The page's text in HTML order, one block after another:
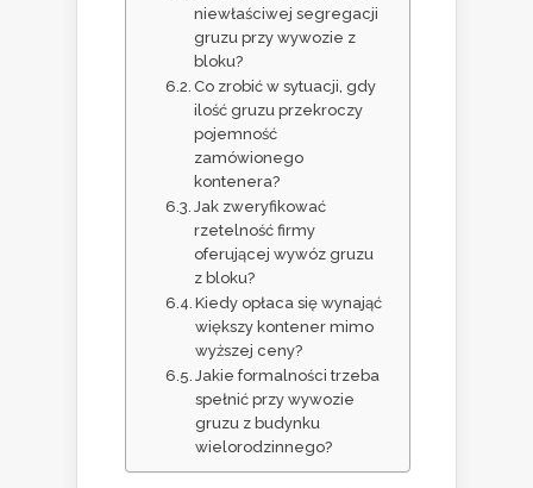
niewłaściwej segregacji
gruzu przy wywozie z
bloku?
Co zrobić w sytuacji, gdy
ilość gruzu przekroczy
pojemność
zamówionego
kontenera?
Jak zweryfikować
rzetelność firmy
oferującej wywóz gruzu
z bloku?
Kiedy opłaca się wynająć
większy kontener mimo
wyższej ceny?
Jakie formalności trzeba
spełnić przy wywozie
gruzu z budynku
wielorodzinnego?